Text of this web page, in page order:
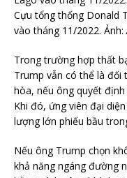
Cựu tổng thống Donald
vào tháng 11/2022. Ảnh:
Trong trường hợp thất
Trump vẫn có thể là đối
hòa, nếu ông quyết
Khi đó, ứng viên đại
lượng lớn phiếu bầu
Nếu ông Trump chọn
khả năng ngáng đường